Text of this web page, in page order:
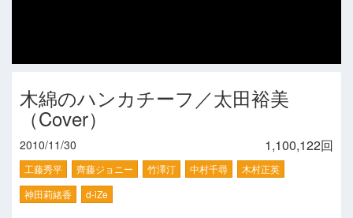
木綿のハンカチーフ／太田裕美
（Cover）
1,100,122回
2010/11/30
工藤秀平 齊藤ジョニー 竹澤汀 中村千尋
木村正英
神田莉緒香
d-iZe